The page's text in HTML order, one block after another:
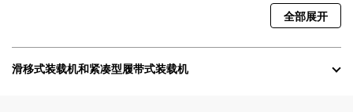
全部展开
滑移式装载机和紧凑型履带式装载机